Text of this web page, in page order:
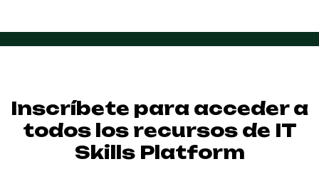
Inscríbete para acceder a
todos los recursos de IT
Skills Platform